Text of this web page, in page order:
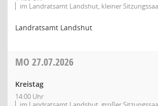
im Landratsamt Landshut, kleiner
Landratsamt Landshut
MO 27.07.2026
Kreistag
14:00 Uhr